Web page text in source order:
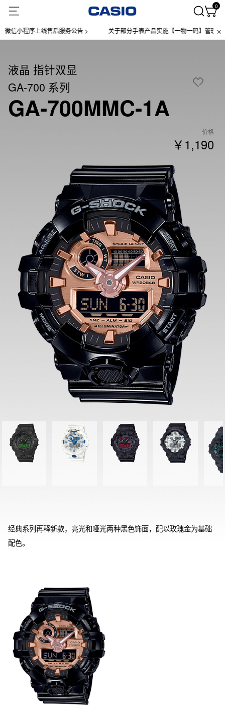
0
小程序上线售后服务公告 > 关于部分手表产品实施【一物一码】管理的公告
液晶 指针双显
GA-700 系列
GA-700MMC-1A
价格
￥1,190
经典系列再释新款，亮光和哑光两种黑色饰面，配以玫瑰金为基础
配色。